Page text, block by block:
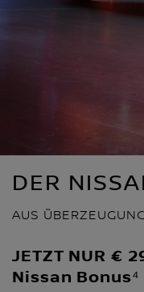
DER
AUS
JETZT NUR €
Nissan Bonus⁴